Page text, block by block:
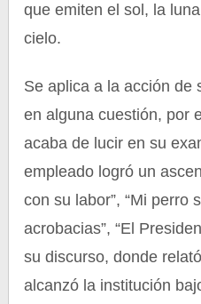
que emiten el sol, la
cielo.
Se aplica a la acción de
en alguna cuestión, por
acaba de lucir en su
empleado logró un
con su labor”, “Mi perro
acrobacias”, “El
su discurso, donde
alcanzó la institución